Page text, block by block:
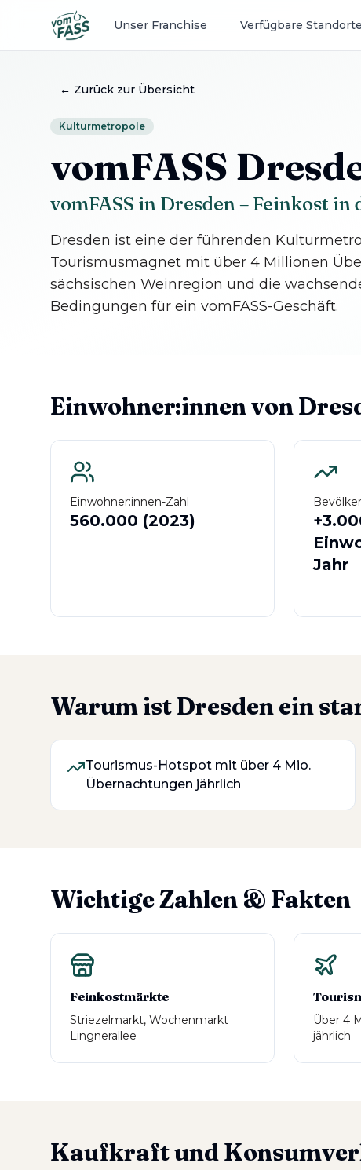
Unser Franchise Verfügbare Standorte
← Zurück zur Übersicht
Kulturmetropole
vomFASS
vomFASS in Dresden – Feinkost
Dresden ist eine der führenden
Tourismusmagnet mit über 4 Millionen
sächsischen Weinregion und die
Bedingungen für ein vomFASS-Geschäft.
Einwohner:innen von
Einwohner:innen-Zahl
560.000 (2023)
Jahr
Warum ist Dresden ein
Tourismus-Hotspot mit über 4 Mio.
Übernachtungen jährlich
Wichtige Zahlen & Fakten
Feinkostmärkte
Striezelmarkt, Wochenmarkt
Lingnerallee
Über 4
jährlich
Kaufkraft und